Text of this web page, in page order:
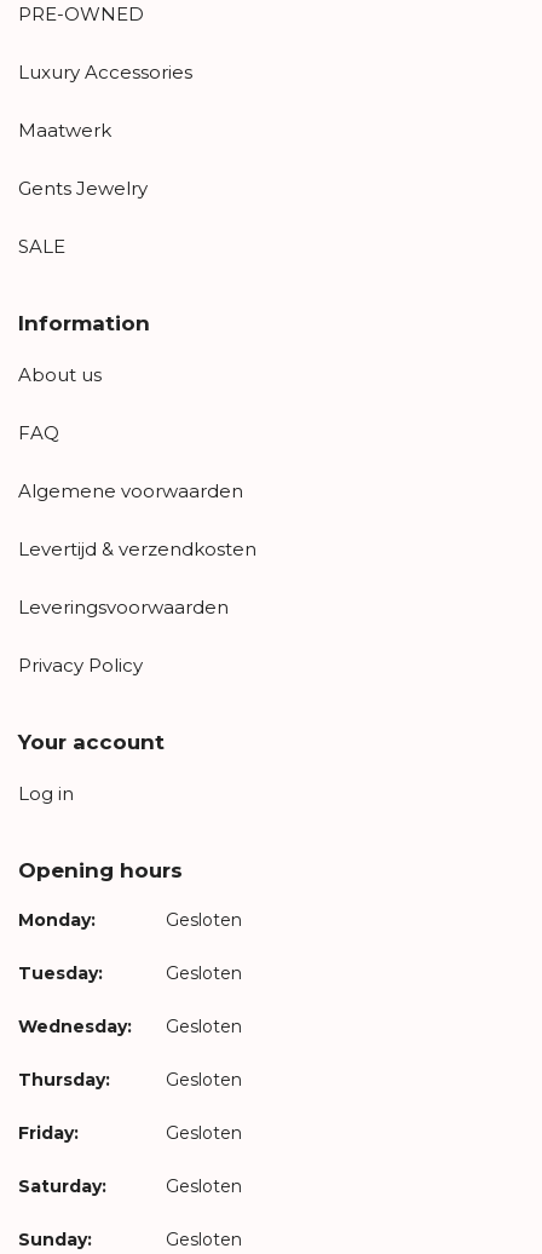
PRE-OWNED
Luxury Accessories
Maatwerk
Gents Jewelry
SALE
Information
About us
FAQ
Algemene voorwaarden
Levertijd & verzendkosten
Leveringsvoorwaarden
Privacy Policy
Your account
Log in
Opening hours
Monday: Gesloten
Tuesday: Gesloten
Wednesday: Gesloten
Thursday: Gesloten
Friday: Gesloten
Saturday: Gesloten
Sunday: Gesloten